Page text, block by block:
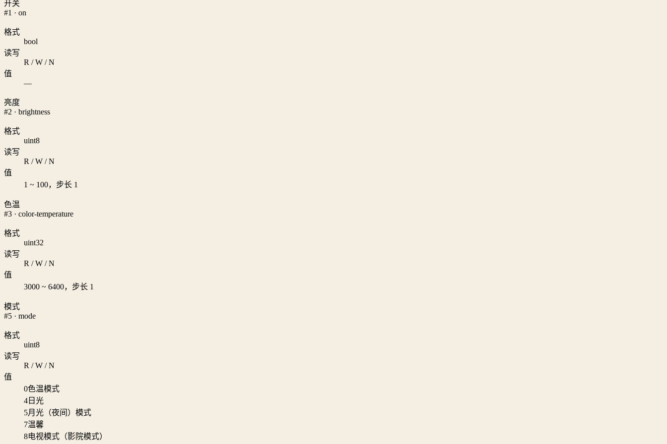
开关
#1 · on
格式
bool
读写
R / W / N
值
—
亮度
#2 · brightness
格式
uint8
读写
R / W / N
值
1 ~ 100，步长 1
色温
#3 · color-temperature
格式
uint32
读写
R / W / N
值
3000 ~ 6400，步长 1
模式
#5 · mode
格式
uint8
读写
R / W / N
值
0色温模式
4 日光
5月光（夜间）模式
7温馨
8电视模式（影院模式）